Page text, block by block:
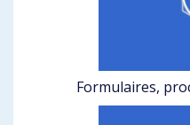
Formulaires,